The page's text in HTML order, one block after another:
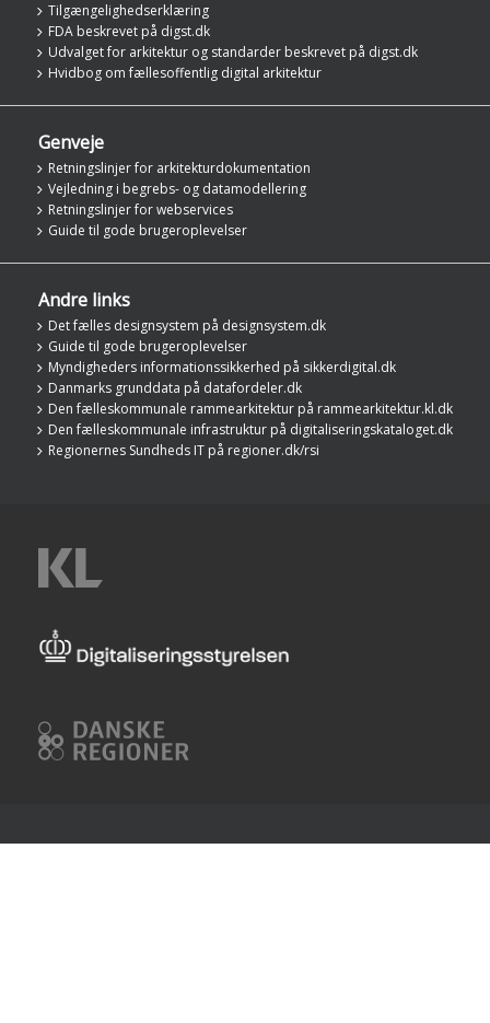
Tilgængelighedserklæring
FDA beskrevet på digst.dk
Udvalget for arkitektur og standarder beskrevet på digst.dk
Hvidbog om fællesoffentlig digital arkitektur
Genveje
Retningslinjer for arkitekturdokumentation
Vejledning i begrebs- og datamodellering
Retningslinjer for webservices
Guide til gode brugeroplevelser
Andre links
Det fælles designsystem på designsystem.dk
Guide til gode brugeroplevelser
Myndigheders informationssikkerhed på sikkerdigital.dk
Danmarks grunddata på datafordeler.dk
Den fælleskommunale rammearkitektur på rammearkitektur.kl.dk
Den fælleskommunale infrastruktur på digitaliseringskataloget.dk
Regionernes Sundheds IT på regioner.dk/rsi